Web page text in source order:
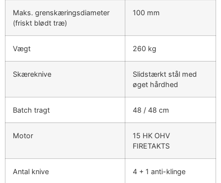
Maks. grenskæringsdiameter
(friskt blødt træ)
100 mm
Vægt 260 kg
Skæreknive
Slidstærkt stål med
øget hårdhed
Batch tragt 48 / 48 cm
Motor
15 HK OHV
FIRETAKTS
Antal knive 4 + 1 anti-klinge